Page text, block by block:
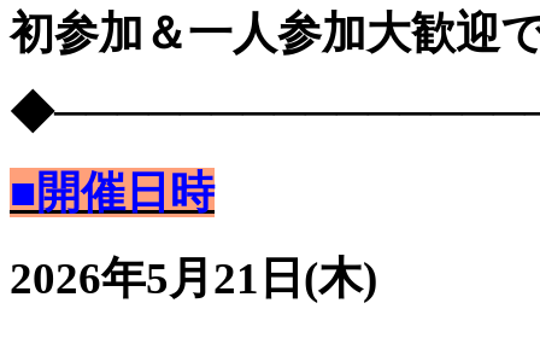
初参加＆一人参加大歓迎
■開催日時
2026年5月21日(木)